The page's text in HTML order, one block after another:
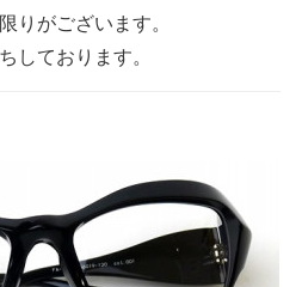
りがございます。
しております。